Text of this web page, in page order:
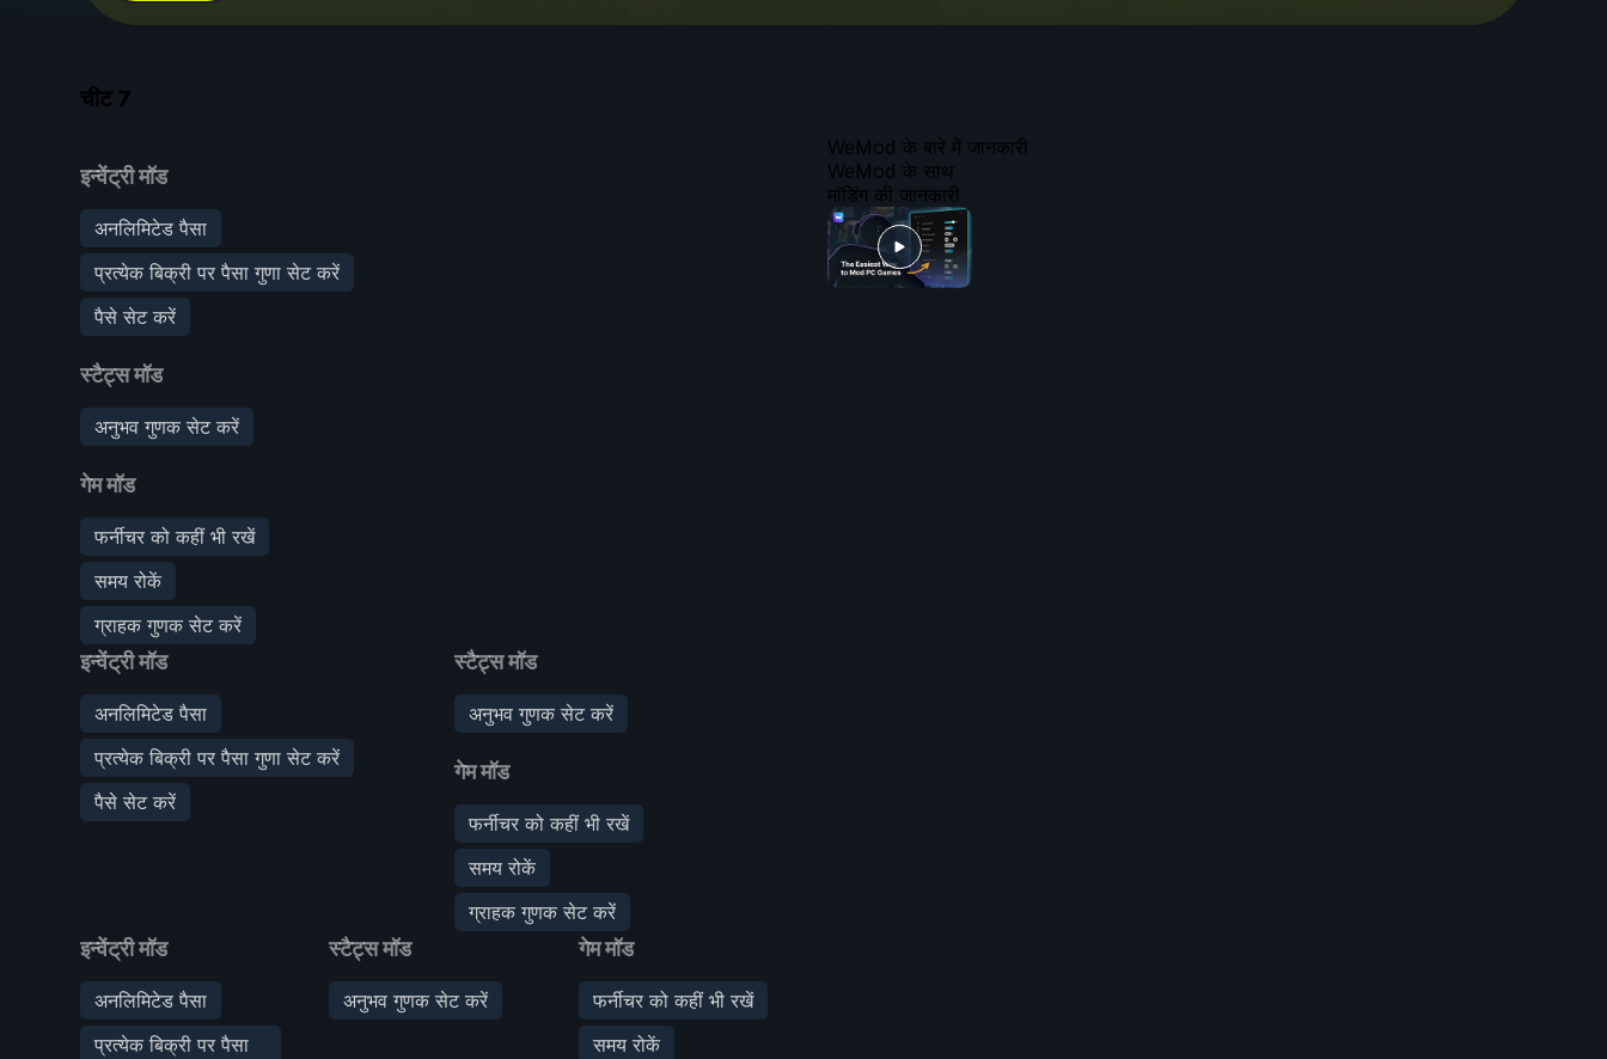
चीट 7
इन्वेंट्री मॉड
अनलिमिटेड पैसा
प्रत्येक बिक्री पर पैसा गुणा सेट करें
पैसे सेट करें
स्टैट्स मॉड
अनुभव गुणक सेट करें
गेम मॉड
फर्नीचर को कहीं भी रखें
समय रोकें
ग्राहक गुणक सेट करें
इन्वेंट्री मॉड
अनलिमिटेड पैसा
प्रत्येक बिक्री पर पैसा गुणा सेट करें
पैसे सेट करें
स्टैट्स मॉड
अनुभव गुणक सेट करें
गेम मॉड
फर्नीचर को कहीं भी रखें
समय रोकें
ग्राहक गुणक सेट करें
इन्वेंट्री मॉड
अनलिमिटेड पैसा
प्रत्येक बिक्री पर पैसा
स्टैट्स मॉड
अनुभव गुणक सेट करें
गेम मॉड
फर्नीचर को कहीं भी रखें
समय रोकें
WeMod के बारे में जानकारी
WeMod के साथ
मॉडिंग की जानकारी